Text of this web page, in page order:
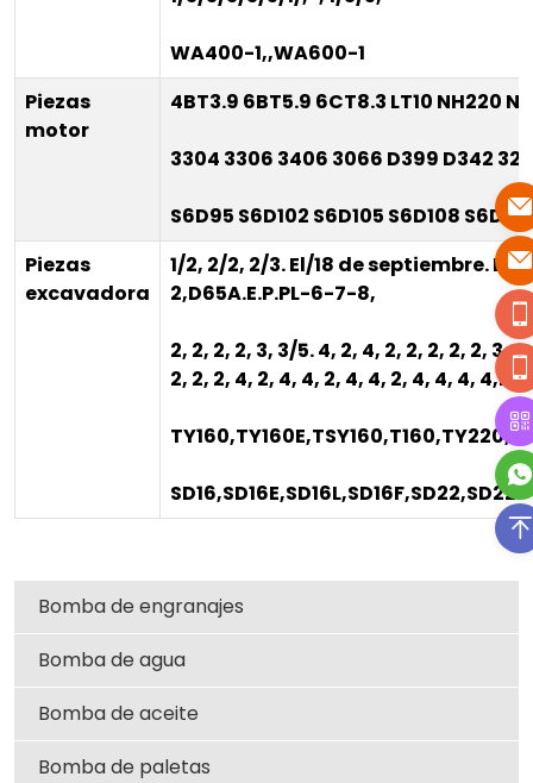
WA400-1,,WA600-1
Piezas
motor
4BT3.9 6BT5.9 6CT8.3 LT10 NH220
3304 3306 3406 3066 D399 D342
S6D95 S6D102 S6D105 S6D108
Piezas
excavadora
1/2, 2/2, 2/3. El/18 de septiembre.
2,D65A.E.P.PL-6-7-8,
2, 2, 2, 2, 3, 3/5. 4, 2, 4, 2, 2, 2, 2, 2, 3,
2, 2, 2, 4, 2, 4, 4, 2, 4, 4, 2, 4, 4, 4, 4,
Bomba de engranajes
Bomba de agua
Bomba de aceite
Bomba de paletas